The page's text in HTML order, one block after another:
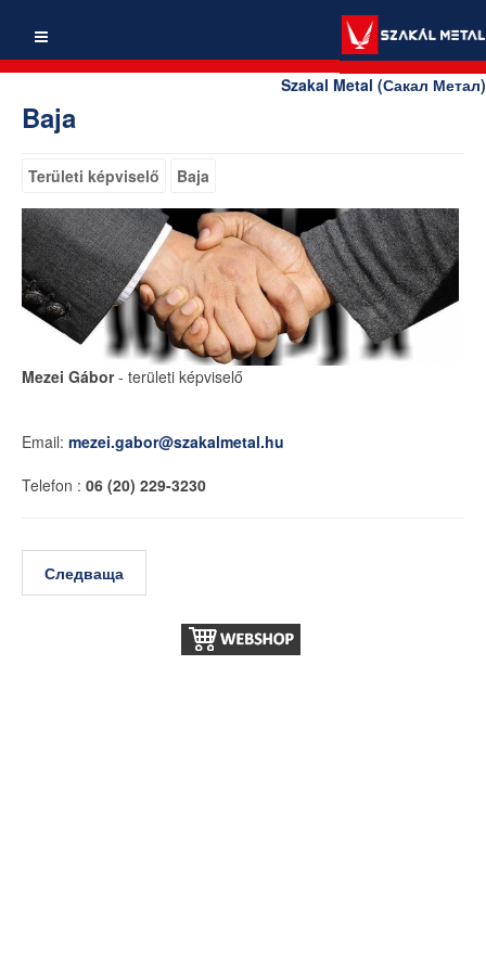
Szakal Metal (Сакал Метал)
Baja
Területi képviselő Baja
Mezei Gábor- területi képviselő
Email: mezei.gabor@szakalmetal.hu
Telefon : 06 (20) 229-3230
Следваща